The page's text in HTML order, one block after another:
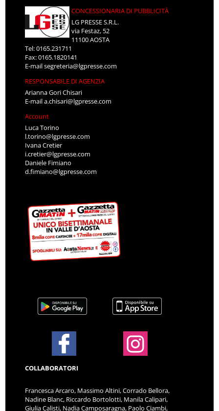
CONCESSIONARIA DI PUBBLICITÀ
LG PRESSE S.R.L.
via Festaz, 52
11100 AOSTA
Tel: 0165.231711
Fax: 0165.1820141
E-mailsegreteria@lgpresse.com
RESPONSABILE DI AGENZIA
Arianna Gori Chisari
E-maila.chisari@lgpresse.com
Account
Luca Torino
l.torino@lgpresse.com
Ivana Cretier
i.cretier@lgpresse.com
Daniele Fimiano
d.fimiano@lgpresse.com
COLLABORATORI
Francesca Arcaro, Massimo Altini, Corrado Bellora,
Nadine Blanc, Riccardo Bortolotti, Manila Calipari,
Giulia Calisti, Nadia Camposaragna, Paolo Ciambi,